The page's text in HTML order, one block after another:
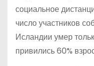
социальное
число участников
Исландии умер
привились 60%